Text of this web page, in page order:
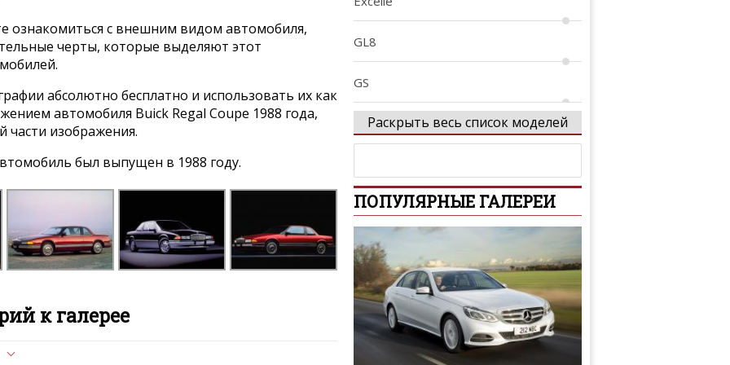
ознакомиться с внешним видом автомобиля,
черты, которые выделяют этот
абсолютно бесплатно и использовать их как
автомобиля Buick Regal Coupe 1988 года,
части изображения.
был выпущен в 1988 году.
к галерее
на сайте, вам нужно придерживаться
GL8
GS
LaCrosse
Limited
Lucerne
Park Avenue
Reatta
Раскрыть весь список моделей
ПОПУЛЯРНЫЕ ГАЛЕРЕИ